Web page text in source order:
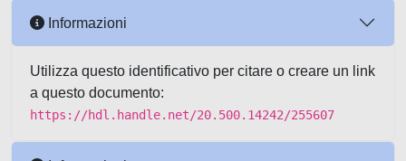
Informazioni
Utilizza questo identificativo per citare o creare un link
a questo documento:
https://hdl.handle.net/20.500.14242/255607